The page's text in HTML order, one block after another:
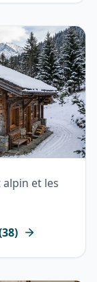
et les
38)